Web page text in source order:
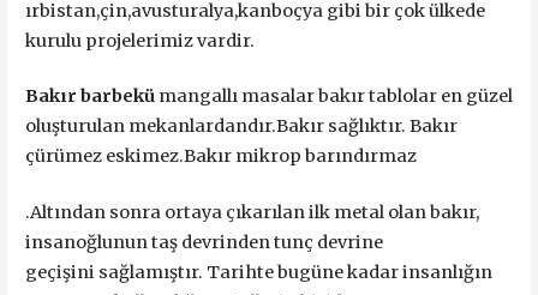
ırbistan,çin,avusturalya,kanboçya gibi bir çok ülkede
kurulu projelerimiz vardir.
Bakır barbekümangallı masalar bakır tablolar en güzel
oluşturulan mekanlardandır.Bakır sağlıktır. Bakır
çürümez eskimez.Bakır mikrop barındırmaz
.Altından sonra ortaya çıkarılan ilk metal olan bakır,
insanoğlunun taş devrinden tunç devrine
geçişini sağlamıştır. Tarihte bugüne kadar insanlığın